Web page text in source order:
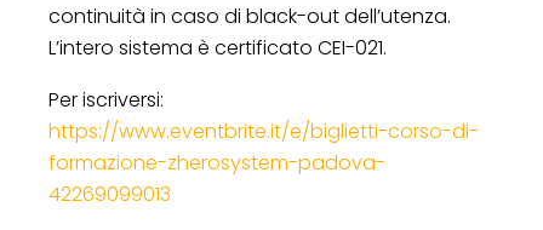
continuità in caso di black-out dell’utenza.
L’intero sistema è certificato CEI-021.
Per iscriversi:
https://www.eventbrite.it/e/biglietti-corso-di-
formazione-zherosystem-padova-
42269099013